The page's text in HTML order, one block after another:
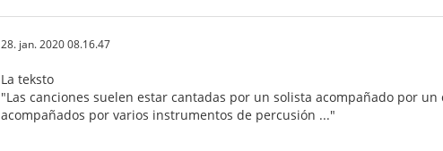
28. jan. 2020 08.16.47
La teksto
"Las canciones suelen estar cantadas por un solista acompañado por
acompañados por varios instrumentos de percusión ..."